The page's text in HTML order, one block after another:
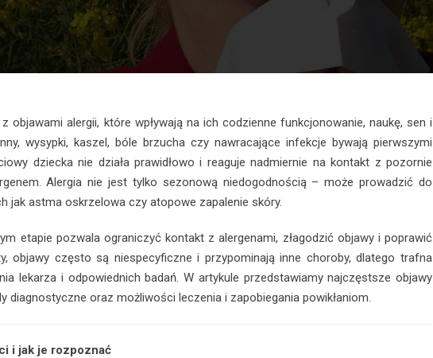
objawami alergii, które wpływają na ich codzienne funkcjonowanie, naukę, sen i
wysypki, kaszel, bóle brzucha czy nawracające infekcje bywają pierwszymi
dziecka nie działa prawidłowo i reaguje nadmiernie na kontakt z pozornie
Alergia nie jest tylko sezonową niedogodnością – może prowadzić do
jak astma oskrzelowa czy atopowe zapalenie skóry.
etapie pozwala ograniczyć kontakt z alergenami, złagodzić objawy i poprawić
objawy często są niespecyficzne i przypominają inne choroby, dlatego trafna
lekarza i odpowiednich badań. W artykule przedstawiamy najczęstsze objawy
diagnostyczne oraz możliwości leczenia i zapobiegania powikłaniom.
i jak je rozpoznać